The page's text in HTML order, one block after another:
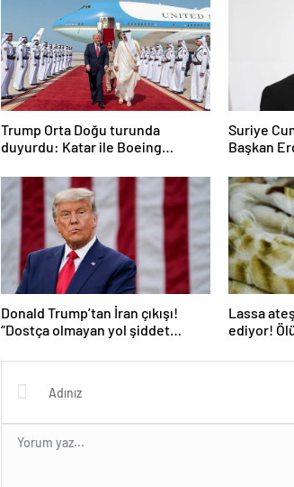
Trump Orta Doğu turunda
duyurdu: Katar ile Boeing
anlaşma
Suriye
Başkan
Donald Trump’tan İran çıkışı!
“Dostça olmayan yol şiddet
istemiyorum”
Lassa
ediyor! Ölü